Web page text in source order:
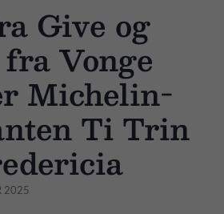
Give og
Vonge
Michelin-
Ti Trin
2025